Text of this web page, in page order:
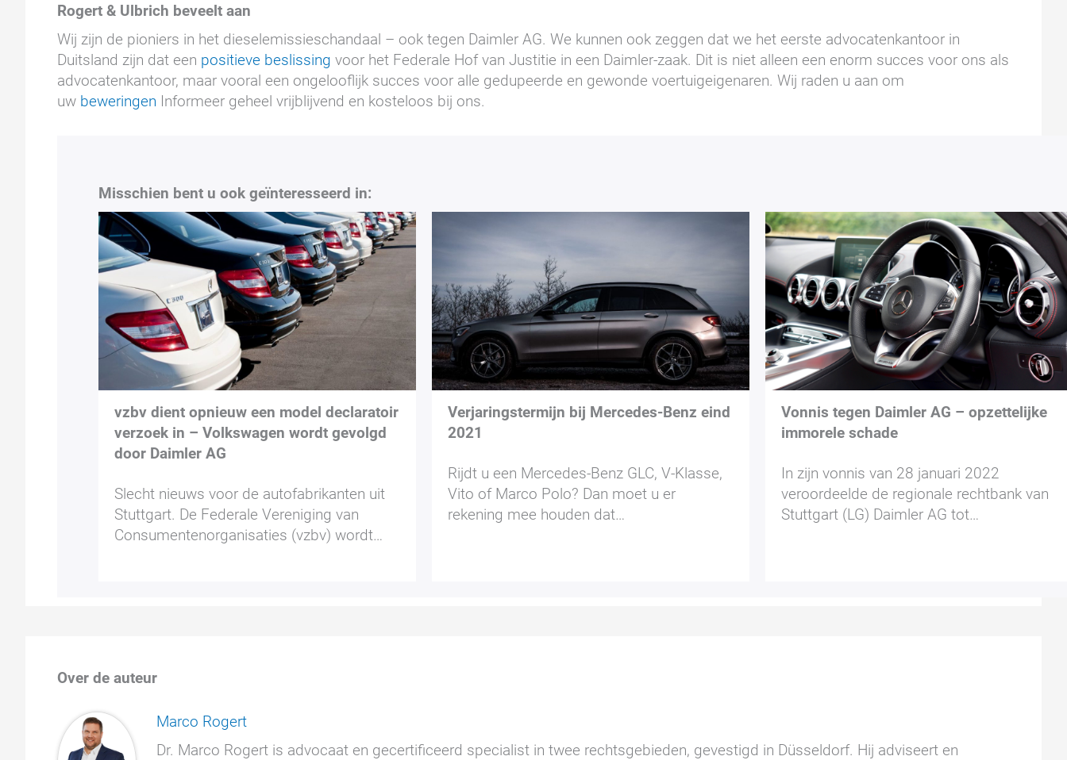
Rogert & Ulbrich beveelt aan
Wij zijn de pioniers in het dieselemissieschandaal – ook tegen Daimler AG. We kunnen ook zeggen dat we het eerste advocatenkantoor in
Duitsland zijn dat een positieve beslissing voor het Federale Hof van Justitie in een Daimler-zaak. Dit is niet alleen een enorm succes voor ons als
advocatenkantoor, maar vooral een ongelooflijk succes voor alle gedupeerde en gewonde voertuigeigenaren. Wij raden u aan om
uw beweringen Informeer geheel vrijblijvend en kosteloos bij ons.
Misschien bent u ook geïnteresseerd in:
vzbv dient opnieuw een model declaratoir
verzoek in – Volkswagen wordt gevolgd
door Daimler AG
Slecht nieuws voor de autofabrikanten uit
Stuttgart. De Federale Vereniging van
Consumentenorganisaties (vzbv) wordt…
Verjaringstermijn bij Mercedes-Benz eind
2021
Rijdt u een Mercedes-Benz GLC, V-Klasse,
Vito of Marco Polo? Dan moet u er
rekening mee houden dat…
Vonnis tegen Daimler AG – opzettelijke
immorele schade
In zijn vonnis van 28 januari 2022
veroordeelde de regionale rechtbank van
Stuttgart (LG) Daimler AG tot…
Over de auteur
Marco Rogert
Dr. Marco Rogert is advocaat en gecertificeerd specialist in twee rechtsgebieden, gevestigd in Düsseldorf. Hij adviseert en